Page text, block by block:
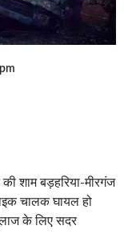
की शाम बड़हरिया-मीरगंज
चालक घायल हो
के लिए सदर